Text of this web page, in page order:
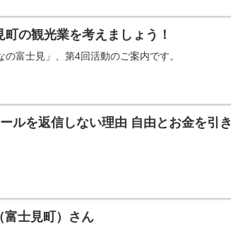
の観光業を考えましょう！
富士見」、第4回活動のご案内です。
ルを返信しない理由 自由とお金を引き
士見町）さん